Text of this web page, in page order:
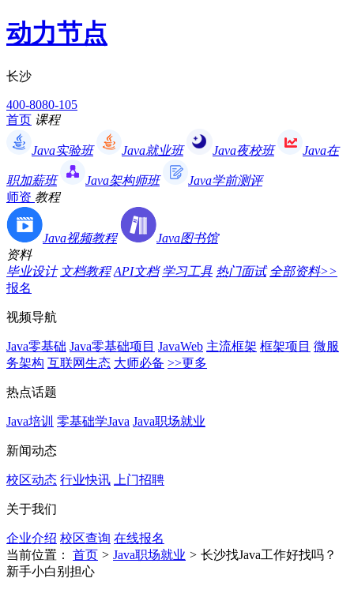
动力节点
长沙
400-8080-105
首页 课程
Java实验班 Java就业班 Java夜校班 Java在
职加薪班 Java架构师班
Java学前测评
师资 教程
Java视频教程
Java图书馆
资料
毕业设计 文档教程 API文档 学习工具 热门面试 全部资料>>
报名
视频导航
Java零基础 Java零基础项目 JavaWeb 主流框架 框架项目 微服
务架构 互联网生态 大师必备 >>更多
热点话题
Java培训 零基础学Java Java职场就业
新闻动态
校区动态 行业快讯 上门招聘
关于我们
企业介绍 校区查询 在线报名
当前位置：
首页 > Java职场就业 > 长沙找Java工作好找吗？
新手小白别担心